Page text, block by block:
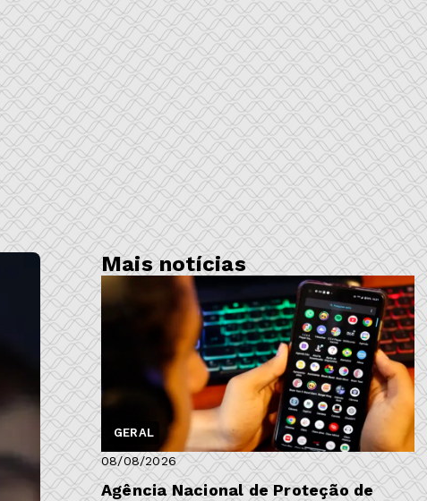
Mais notícias
GERAL
08/08/2026
Agência Nacional de Proteção de